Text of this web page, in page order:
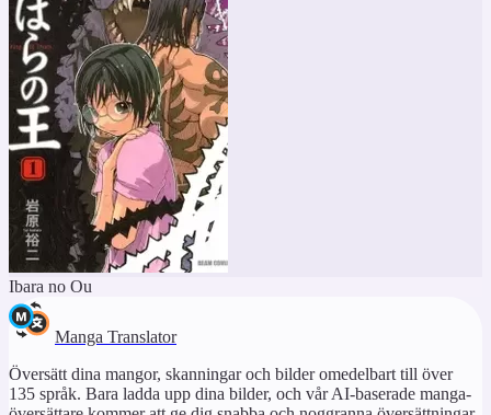
Ibara no Ou
Manga Translator
Översätt dina mangor, skanningar och bilder omedelbart till över
135 språk. Bara ladda upp dina bilder, och vår AI-baserade manga-